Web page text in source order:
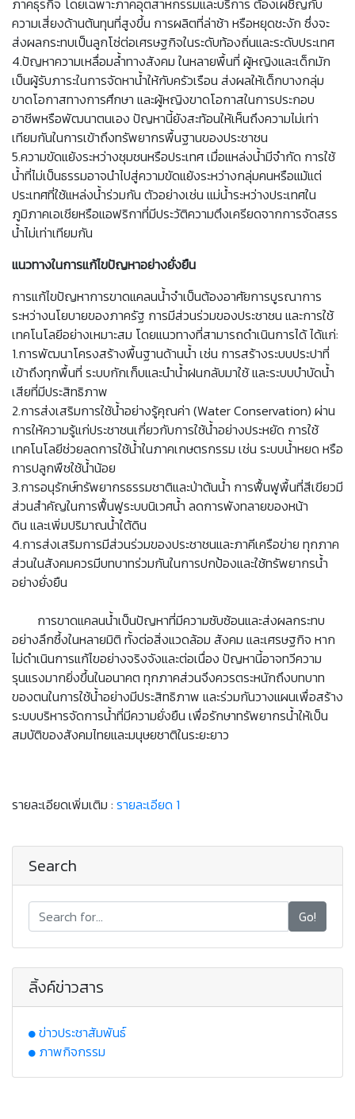
ภาคธุรกิจ โดยเฉพาะภาคอุตสาหกรรมและบริการ ต้องเผชิญกับ
ความเสี่ยงด้านต้นทุนที่สูงขึ้น การผลิตที่ล่าช้า หรือหยุดชะงัก ซึ่งจะ
ส่งผลกระทบเป็นลูกโซ่ต่อเศรษฐกิจในระดับท้องถิ่นและระดับประเทศ
4.ปัญหาความเหลื่อมล้ำทางสังคม ในหลายพื้นที่ ผู้หญิงและเด็กมัก
เป็นผู้รับภาระในการจัดหาน้ำให้กับครัวเรือน ส่งผลให้เด็กบางกลุ่ม
ขาดโอกาสทางการศึกษา และผู้หญิงขาดโอกาสในการประกอบ
อาชีพหรือพัฒนาตนเอง ปัญหานี้ยังสะท้อนให้เห็นถึงความไม่เท่า
เทียมกันในการเข้าถึงทรัพยากรพื้นฐานของประชาชน
5.ความขัดแย้งระหว่างชุมชนหรือประเทศ เมื่อแหล่งน้ำมีจำกัด การใช้
น้ำที่ไม่เป็นธรรมอาจนำไปสู่ความขัดแย้งระหว่างกลุ่มคนหรือแม้แต่
ประเทศที่ใช้แหล่งน้ำร่วมกัน ตัวอย่างเช่น แม่น้ำระหว่างประเทศใน
ภูมิภาคเอเชียหรือแอฟริกาที่มีประวัติความตึงเครียดจากการจัดสรร
น้ำไม่เท่าเทียมกัน
แนวทางในการแก้ไขปัญหาอย่างยั่งยืน
การแก้ไขปัญหาการขาดแคลนน้ำจำเป็นต้องอาศัยการบูรณาการ
ระหว่างนโยบายของภาครัฐ การมีส่วนร่วมของประชาชน และการใช้
เทคโนโลยีอย่างเหมาะสม โดยแนวทางที่สามารถดำเนินการได้ ได้แก่:
1.การพัฒนาโครงสร้างพื้นฐานด้านน้ำ เช่น การสร้างระบบประปาที่
เข้าถึงทุกพื้นที่ ระบบกักเก็บและนำน้ำฝนกลับมาใช้ และระบบบำบัดน้ำ
เสียที่มีประสิทธิภาพ
2.การส่งเสริมการใช้น้ำอย่างรู้คุณค่า (Water Conservation) ผ่าน
การให้ความรู้แก่ประชาชนเกี่ยวกับการใช้น้ำอย่างประหยัด การใช้
เทคโนโลยีช่วยลดการใช้น้ำในภาคเกษตรกรรม เช่น ระบบน้ำหยด หรือ
การปลูกพืชใช้น้ำน้อย
3.การอนุรักษ์ทรัพยากรธรรมชาติและป่าต้นน้ำ การฟื้นฟูพื้นที่สีเขียวมี
ส่วนสำคัญในการฟื้นฟูระบบนิเวศน้ำ ลดการพังทลายของหน้า
ดิน และเพิ่มปริมาณน้ำใต้ดิน
4.การส่งเสริมการมีส่วนร่วมของประชาชนและภาคีเครือข่าย ทุกภาค
ส่วนในสังคมควรมีบทบาทร่วมกันในการปกป้องและใช้ทรัพยากรน้ำ
อย่างยั่งยืน
การขาดแคลนน้ำเป็นปัญหาที่มีความซับซ้อนและส่งผลกระทบ
อย่างลึกซึ้งในหลายมิติ ทั้งต่อสิ่งแวดล้อม สังคม และเศรษฐกิจ หาก
ไม่ดำเนินการแก้ไขอย่างจริงจังและต่อเนื่อง ปัญหานี้อาจทวีความ
รุนแรงมากยิ่งขึ้นในอนาคต ทุกภาคส่วนจึงควรตระหนักถึงบทบาท
ของตนในการใช้น้ำอย่างมีประสิทธิภาพ และร่วมกันวางแผนเพื่อสร้าง
ระบบบริหารจัดการน้ำที่มีความยั่งยืน เพื่อรักษาทรัพยากรน้ำให้เป็น
สมบัติของสังคมไทยและมนุษยชาติในระยะยาว
รายละเอียดเพิ่มเติม : รายละเอียด 1
Search
Go!
ลิ้งค์ข่าวสาร
ข่าวประชาสัมพันธ์
ภาพกิจกรรม